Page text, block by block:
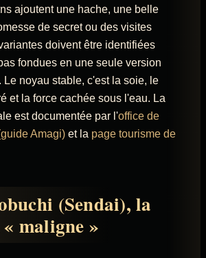
ajoutent une hache, une belle
de secret ou des visites
doivent être identifiées
fondues en une seule version
Le noyau stable, c'est la soie, le
et la force cachée sous l'eau. La
est documentée par l'office de
Amagi) et la page tourisme de
(Sendai), la
maligne »